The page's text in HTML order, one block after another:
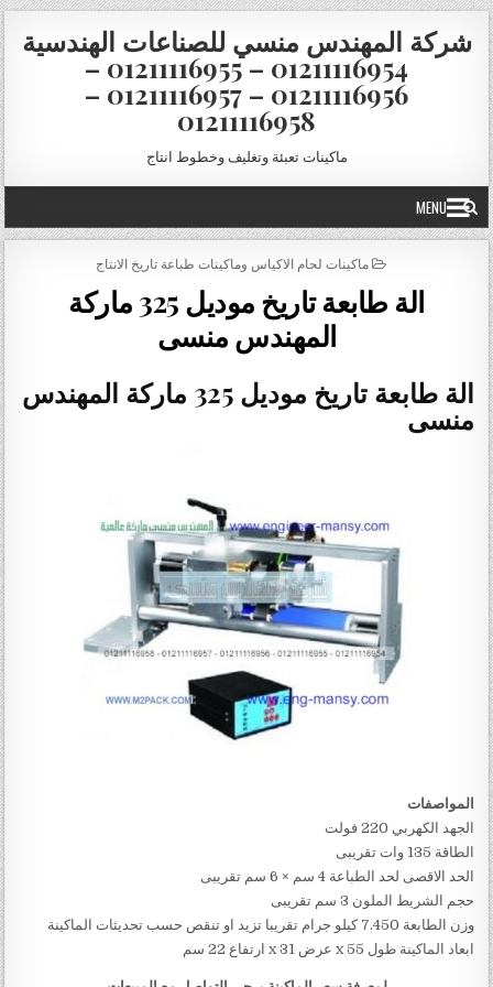
Skip to content
شركة المهندس منسي للصناعات الهندسية
01211116954 – 01211116955 –
01211116956 – 01211116957 –
01211116958
ماكينات تعبئة وتغليف وخطوط انتاج
MENU
POSTED IN
ماكينات لحام الاكياس وماكينات طباعة تاريخ الانتاج
الة طابعة تاريخ موديل 325 ماركة
المهندس منسى
الة طابعة تاريخ موديل 325 ماركة المهندس
منسى
المواصفات
الجهد الكهربي 220 فولت
الطاقة 135 وات تقريبى
الحد الاقصى لحد الطباعة 4 سم × 6 سم تقريبى
حجم الشريط الملون 3 سم تقريبى
وزن الطابعة 7.450 كيلو جرام تقريبا تزيد او تنقص حسب تحديثات الماكينة
ابعاد الماكينة طول 55 x عرض 31 x ارتفاع 22 سم